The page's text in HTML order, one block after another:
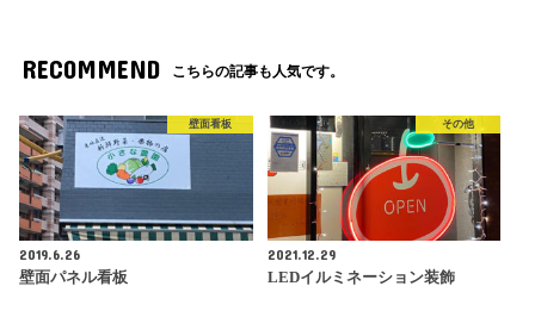
RECOMMEND こちらの記事も人気です。
壁面看板
2019.6.26
壁面パネル看板
その他
2021.12.29
LEDイルミネーション装飾